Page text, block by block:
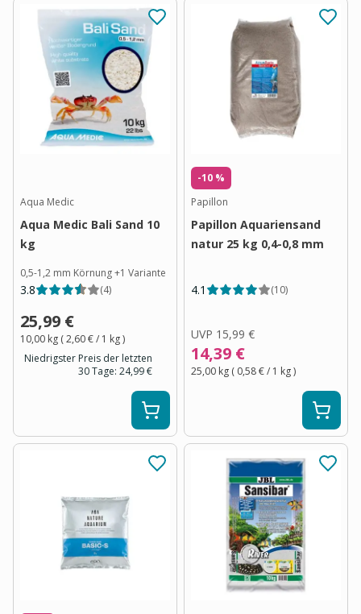
Aqua Medic
Aqua Medic Bali Sand 10
kg
0,5-1,2 mm Körnung+1 Variante
3.8 (4)
25,99 €
10,00 kg (2,60 €/ 1 kg)
Niedrigster Preis der letzten
30 Tage: 24,99 €
-10 %
Papillon
Papillon Aquariensand
natur 25 kg 0,4-0,8 mm
4.1 (10)
UVP 15,99 €
14,39 €
25,00 kg ( 0,58 €/ 1 kg)